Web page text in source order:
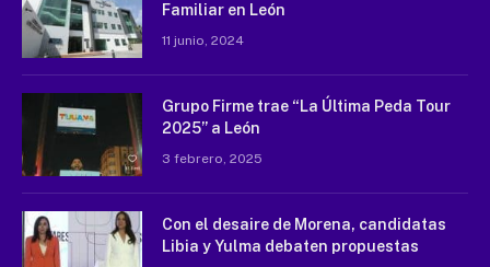
Familiar en León
11 junio, 2024
Grupo Firme trae “La Última Peda Tour
2025” a León
3 febrero, 2025
Con el desaire de Morena, candidatas
Libia y Yulma debaten propuestas